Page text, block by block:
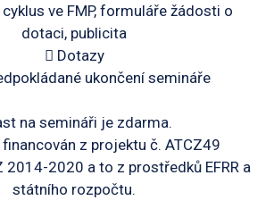
ve FMP, formuláře žádosti o
dotaci, publicita
 Dotazy
ukončení semináře
na semináři je zdarma.
z projektu č. ATCZ49
2014-2020 a to z prostředků EFRR a
státního rozpočtu.